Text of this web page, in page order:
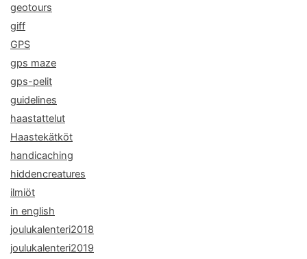
geotours
giff
GPS
gps maze
gps-pelit
guidelines
haastattelut
Haastekätköt
handicaching
hiddencreatures
ilmiöt
in english
joulukalenteri2018
joulukalenteri2019